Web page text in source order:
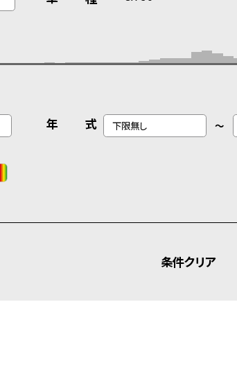
年 式 ～
条件クリア